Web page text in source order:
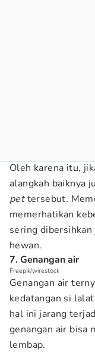
Oleh karena itu,
alangkah baiknya
pettersebut.
memerhatikan
sering dibersihkan
hewan.
7. Genangan air
Freepik/wirestock
Genangan air
kedatangan si
hal ini jarang
genangan air bisa
lembap.